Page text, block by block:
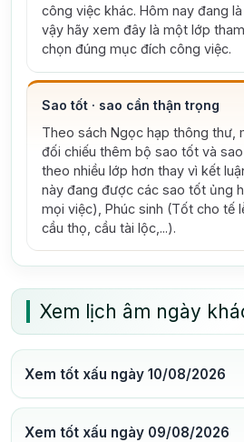
công việc khác. Hôm nay đang
vậy hãy xem đây là một lớp
chọn đúng mục đích công việc.
Sao tốt · sao cần thận trọng
Theo sách Ngọc hạp thông thư,
đối chiếu thêm bộ sao tốt và
theo nhiều lớp hơn thay vì kết
này đang được các sao tốt ủng
mọi việc), Phúc sinh (Tốt cho tế
cầu thọ, cầu tài lộc,...).
Xem lịch âm ngày
Xem tốt xấu ngày 10/08/2026
Xem tốt xấu ngày 09/08/2026